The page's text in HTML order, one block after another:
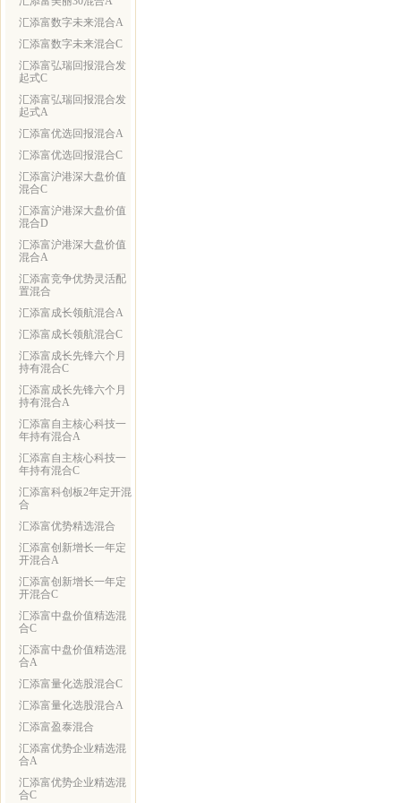
汇添富数字未来混合A
汇添富数字未来混合C
汇添富弘瑞回报混合发
起式C
汇添富弘瑞回报混合发
起式A
汇添富优选回报混合A
汇添富优选回报混合C
汇添富沪港深大盘价值
混合C
汇添富沪港深大盘价值
混合D
汇添富沪港深大盘价值
混合A
汇添富竞争优势灵活配
置混合
汇添富成长领航混合A
汇添富成长领航混合C
汇添富成长先锋六个月
持有混合C
汇添富成长先锋六个月
持有混合A
汇添富自主核心科技一
年持有混合A
汇添富自主核心科技一
年持有混合C
汇添富科创板2年定开混
合
汇添富优势精选混合
汇添富创新增长一年定
开混合A
汇添富创新增长一年定
开混合C
汇添富中盘价值精选混
合C
汇添富中盘价值精选混
合A
汇添富量化选股混合C
汇添富量化选股混合A
汇添富盈泰混合
汇添富优势企业精选混
合A
汇添富优势企业精选混
合C